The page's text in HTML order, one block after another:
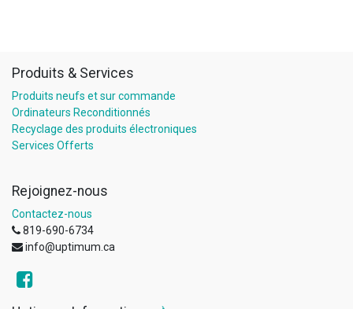
Produits & Services
Produits neufs et sur commande
Ordinateurs Reconditionnés
Recyclage des produits électroniques
Services Offerts
Rejoignez-nous
Contactez-nous
819-690-6734
info@uptimum.ca